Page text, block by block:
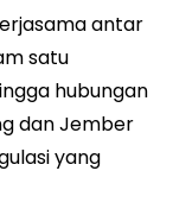
antar
satu
hubungan
dan Jember
yang